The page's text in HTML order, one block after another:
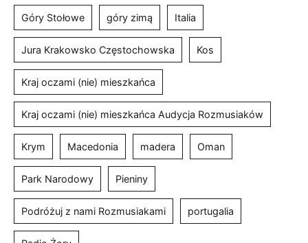
Góry Stołowe góry zimą Italia
Jura Krakowsko Częstochowska Kos
Kraj oczami (nie) mieszkańca
Kraj oczami (nie) mieszkańca Audycja Rozmusiaków
Krym Macedonia madera Oman
Park Narodowy Pieniny
Podróżuj z nami Rozmusiakami portugalia